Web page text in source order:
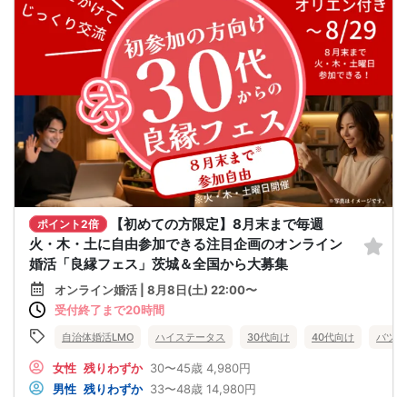
ポイント2倍
【初めての方限定】8月末まで毎週
火・木・土に自由参加できる注目企画のオンライン
婚活「良縁フェス」茨城＆全国から大募集
オンライン婚活 | 8月8日(土) 22:00〜
受付終了まで20時間
自治体婚活LMO ハイステータス 30代向け 40代向け バツ
女性 残りわずか 30〜45歳 4,980円
男性 残りわずか 33〜48歳 14,980円